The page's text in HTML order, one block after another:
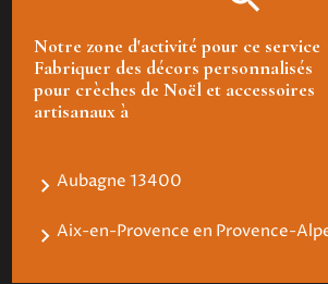
Notre zone d'activité pour ce service
Fabriquer des décors personnalisés
pour crèches de Noël et accessoires
artisanaux à
Aubagne 13400
Aix-en-Provence en Provence-